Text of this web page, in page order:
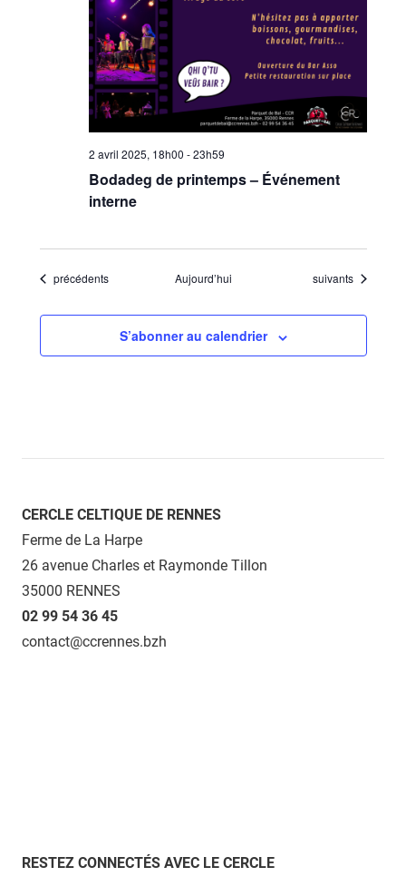
2 avril 2025, 18h00 -23h59
Bodadeg de printemps – Événement
interne
Évènements
précédents Aujourd’hui Évènements
suivants
S’abonner au calendrier
CERCLE CELTIQUE DE RENNES
Ferme de La Harpe
26 avenue Charles et Raymonde Tillon
35000 RENNES
02 99 54 36 45
contact@ccrennes.bzh
RESTEZ CONNECTÉS AVEC LE CERCLE